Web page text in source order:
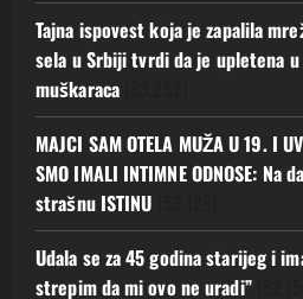
Tajna ispovest koja je zapalila
sela u Srbiji tvrdi da je upletena u
muškaraca
MAJCI SAM OTELA MUŽA U 19. I
SMO IMALI INTIMNE ODNOSE: Na
strašnu ISTINU
Udala se za 45 godina starijeg i
strepim da mi ovo ne uradi”